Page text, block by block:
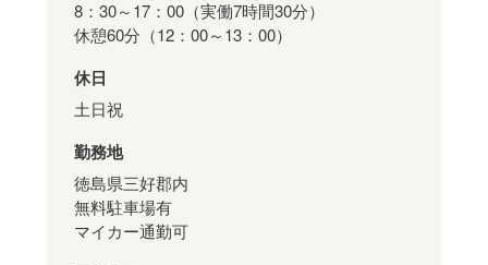
8：30～17：00（実働7時間30分）
休憩60分（12：00～13：00）
休日
土日祝
勤務地
徳島県三好郡内
無料駐車場有
マイカー通勤可